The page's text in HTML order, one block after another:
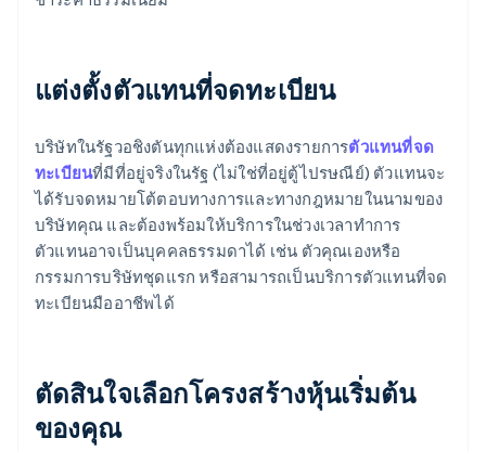
แต่งตั้งตัวแทนที่จดทะเบียน
บริษัทในรัฐวอชิงตันทุกแห่งต้องแสดงรายการตัวแทนที่จด
ทะเบียนที่มีที่อยู่จริงในรัฐ (ไม่ใช่ที่อยู่ตู้ไปรษณีย์) ตัวแทนจะ
ได้รับจดหมายโต้ตอบทางการและทางกฎหมายในนามของ
บริษัทคุณ และต้องพร้อมให้บริการในช่วงเวลาทำการ
ตัวแทนอาจเป็นบุคคลธรรมดาได้ เช่น ตัวคุณเองหรือ
กรรมการบริษัทชุดแรก หรือสามารถเป็นบริการตัวแทนที่จด
ทะเบียนมืออาชีพได้
ตัดสินใจเลือกโครงสร้างหุ้นเริ่มต้น
ของคุณ